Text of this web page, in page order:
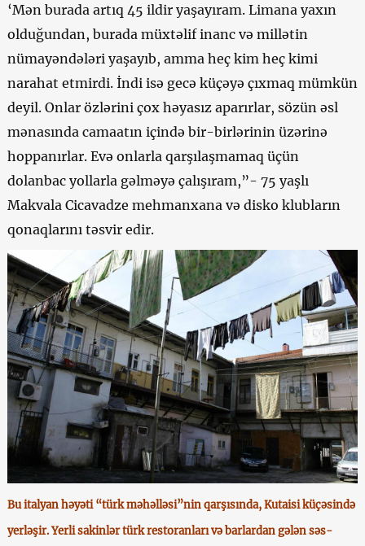
‘Mən burada artıq 45 ildir yaşayıram. Limana yaxın
olduğundan, burada müxtəlif inanc və millətin
nümayəndələri yaşayıb, amma heç kim heç kimi
narahat etmirdi. İndi isə gecə küçəyə çıxmaq mümkün
deyil. Onlar özlərini çox həyasız aparırlar, sözün əsl
mənasında camaatın içində bir-birlərinin üzərinə
hoppanırlar. Evə onlarla qarşılaşmamaq üçün
dolanbac yollarla gəlməyə çalışıram,”- 75 yaşlı
Makvala Cicavadze mehmanxana və disko klubların
qonaqlarını təsvir edir.
Bu italyan həyəti “türk məhəlləsi”nin qarşısında, Kutaisi küçəsində
yerləşir. Yerli sakinlər türk restoranları və barlardan gələn səs-